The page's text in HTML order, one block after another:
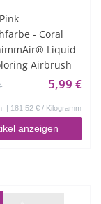
- Coral
Liquid
Airbrush
5,99 €
| 181,52 € / Kilogramm
anzeigen